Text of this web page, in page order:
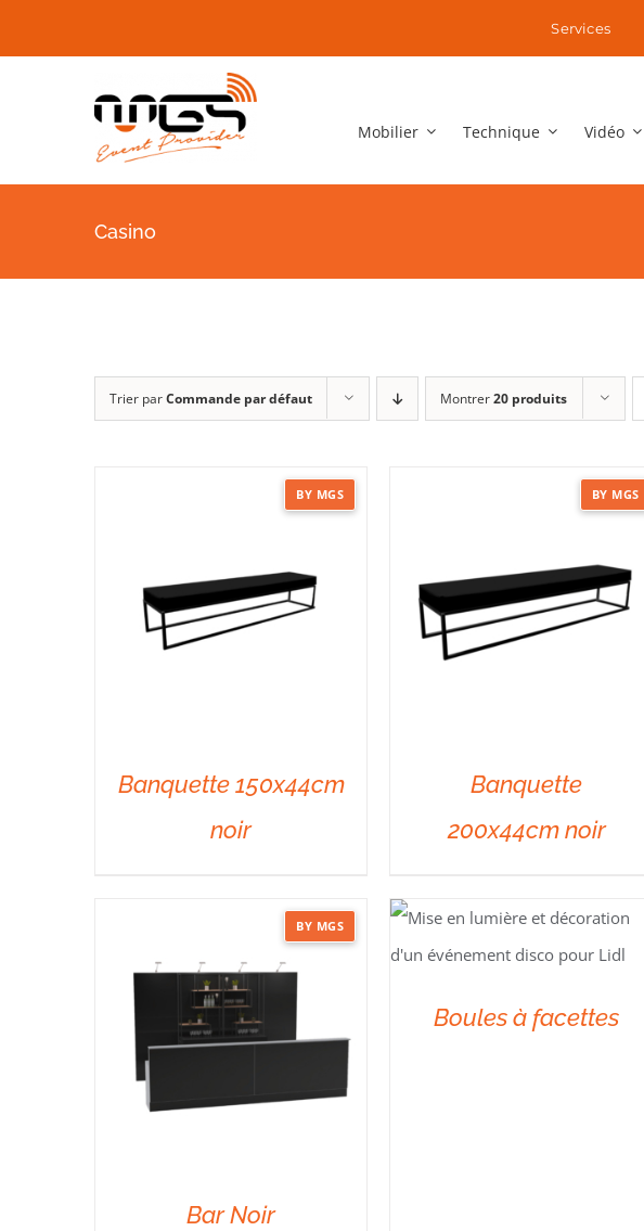
au
Services
Mobilier Technique Vidéo
Casino
Trier parCommande par défaut Montrer20 produits
BY MGS
Banquette 150x44cm
noir
BY MGS
Banquette
200x44cm noir
BY MGS
Bar Noir
DÉTAILS
Boules à facettes